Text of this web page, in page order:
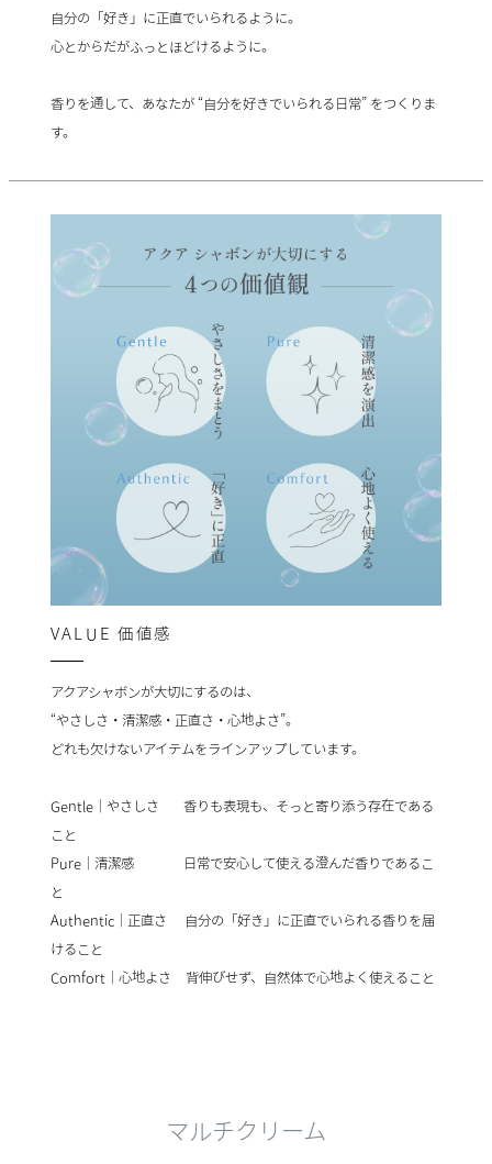
自分の「好き」に正直でいられるように。
心とからだがふっとほどけるように。
香りを通して、あなたが “自分を好きでいられる日常” をつくりま
す。
VALUE 価値感
アクアシャボンが大切にするのは、
“やさしさ・清潔感・正直さ・心地よさ”。
どれも欠けないアイテムをラインアップしています。
Gentle｜やさしさ 香りも表現も、そっと寄り添う存在である
こと
Pure｜清潔感 日常で安心して使える澄んだ香りであるこ
と
Authentic｜正直さ 自分の「好き」に正直でいられる香りを届
けること
Comfort｜心地よさ 背伸びせず、自然体で心地よく使えること
マルチクリーム